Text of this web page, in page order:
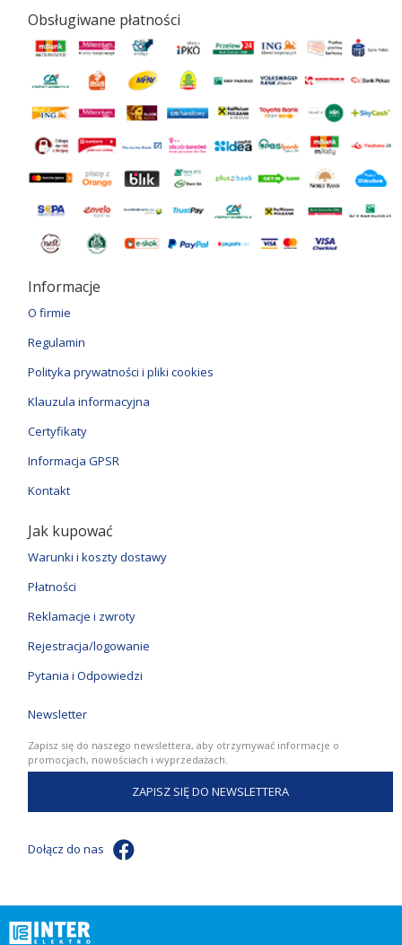
Obsługiwane płatności
Informacje
O firmie
Regulamin
Polityka prywatności i pliki cookies
Klauzula informacyjna
Certyfikaty
Informacja GPSR
Kontakt
Jak kupować
Warunki i koszty dostawy
Płatności
Reklamacje i zwroty
Rejestracja/logowanie
Pytania i Odpowiedzi
Newsletter
Zapisz się do naszego newslettera, aby otrzymywać informacje o
promocjach, nowościach i wyprzedażach.
ZAPISZ SIĘ DO NEWSLETTERA
Dołącz do nas